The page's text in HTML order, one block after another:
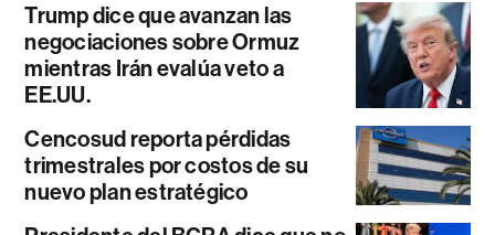
Trump dice que avanzan las
negociaciones sobre Ormuz
mientras Irán evalúa veto a
EE.UU.
Cencosud reporta pérdidas
trimestrales por costos de su
nuevo plan estratégico